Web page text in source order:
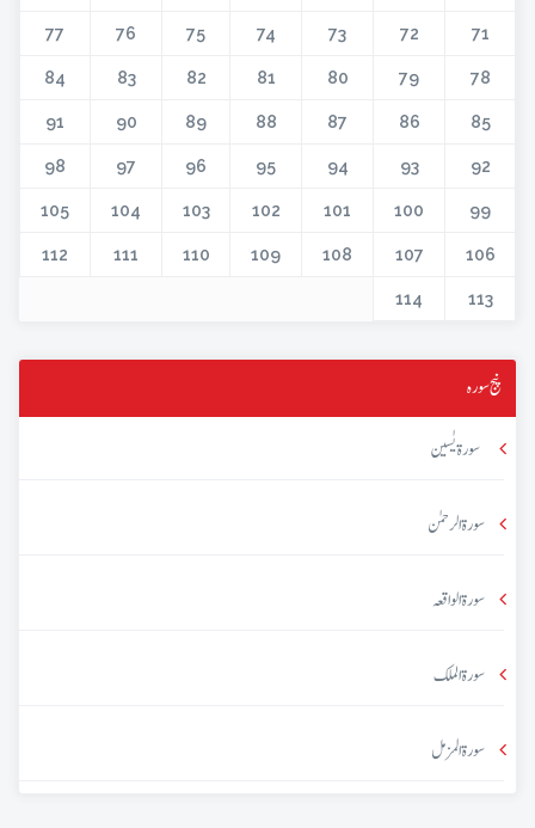
71
72
73
74
75
76
77
78
79
80
81
82
83
84
85
86
87
88
89
90
91
92
93
94
95
96
97
98
99
100
101
102
103
104
105
106
107
108
109
110
111
112
113
114
پنج سورہ
سورۃ یٰسین
سورۃ الرحمٰن
سورۃ الواقعہ
سورۃ الملک
سورۃ المزمل